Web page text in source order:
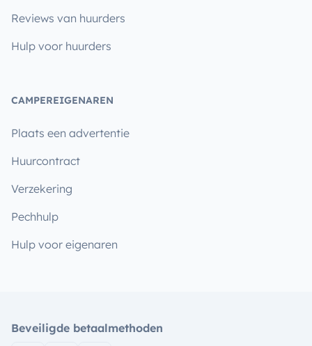
Reviews van huurders
Hulp voor huurders
CAMPEREIGENAREN
Plaats een advertentie
Huurcontract
Verzekering
Pechhulp
Hulp voor eigenaren
Beveiligde betaalmethoden